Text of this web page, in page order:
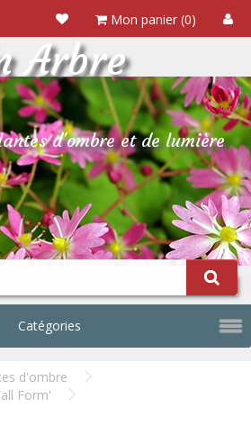
Mon panier (0)
Arbre
d'ombre et de lumière
Catégories
d'ombre
Form'